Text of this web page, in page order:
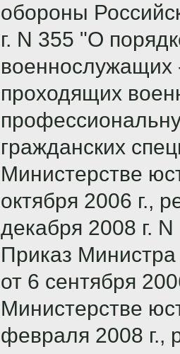
обороны
г. N 355 "О
военнослужащих
проходящих
гражданских
Министерстве
октября 2006 г.,
декабря 2008 г.
Приказ
от 6 сентября
Министерстве
февраля 2008 г.,